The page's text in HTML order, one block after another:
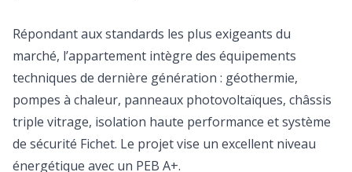
Répondant aux standards les plus exigeants du
marché, l’appartement intègre des équipements
techniques de dernière génération : géothermie,
pompes à chaleur, panneaux photovoltaïques, châssis
triple vitrage, isolation haute performance et système
de sécurité Fichet. Le projet vise un excellent niveau
énergétique avec un PEB A+.